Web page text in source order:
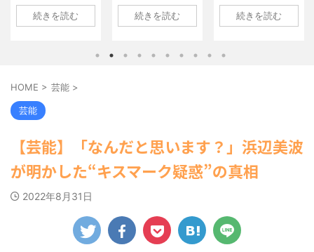
(8/29 00:02)
安倍国葬たったの2.5億円に批判
願が死ぬほど / 気になるニュースまと
めアンテナ
(8/29 00:00)
【モバマスSS】志希「苺の美味し
い食べ方。そして雪美と食べる... / 気
00:00)
【速報】スプラトゥーン公式、謝
罪 / 気になるニュースまとめアンテナ
(8/28 23:50)
Powered by livedoor 相互
ム / 5chまとめMAP(総合) NEW! (8/8
00:19)
ゅーすなう！ まとめアンテナ
すなう！ まとめアンテナ (7/30
22:16)
勇気を出して白人美女にチン凸し
たアジア人短小男♂、爆笑されて... /
海外「日本よ、お前がナンバーワ
ンだ」 熊本地震直後の日本の対... / に
ゅーすなう！ まとめアンテナ
すぎ
美久
、自
を更
った
露し
素敵
中さ
ーニット、ランジ
ェリー姿披露
2023/04/01(土)
NMB48の本郷柚巴
イト『ヤングアニ
マルWeb』のグラ
ビアに初登場し
ボディを武器に、
中の本郷。 今回、
サイトには15カッ
続きを読む
1: 名無しさん
2022/06/20(月)
「OS☆K」の南み
ゆかさんが、6月
20日発売のマンガ
に登場した。 南さ
んは2005年10月10
続きを読む
最高に色
い“しょこた
ルミライ』（
続きを読
HOME > 芸能 >
芸能
【芸能】「なんだと思います？」浜辺美波
が明かした“キスマーク疑惑”の真相
2022年8月31日